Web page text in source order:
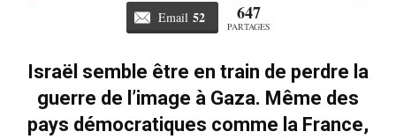
Email 52 647
PARTAGES
Israël semble être en train de perdre la
guerre de l’image à Gaza. Même des
pays démocratiques comme la France,